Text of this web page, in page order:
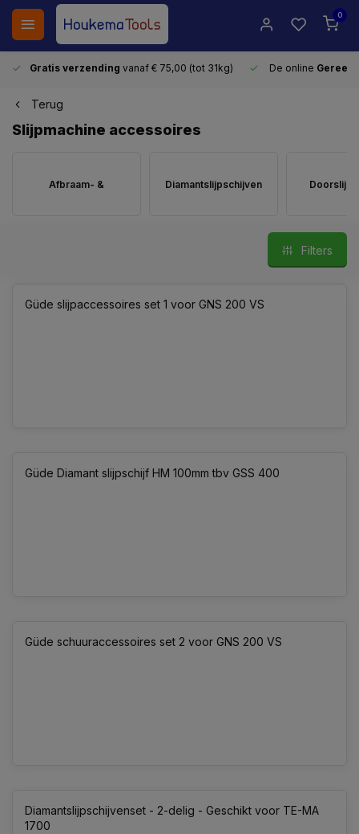
0
Gratis verzending vanaf € 75,00 (tot 31kg) De online
Terug
Slijpmachine accessoires
Afbraam- & Diamantslijpschijven
Filters
Güde slijpaccessoires set 1 voor GNS 200 VS
Güde Diamant slijpschijf HM 100mm tbv GSS 400
Güde schuuraccessoires set 2 voor GNS 200 VS
Diamantslijpschijvenset - 2-delig - Geschikt voor TE-MA
1700